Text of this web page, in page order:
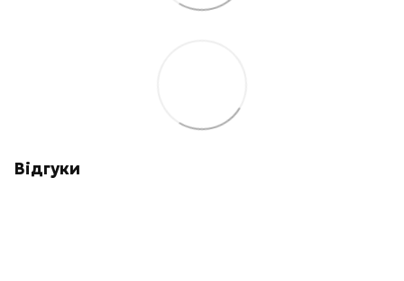
Відгуки